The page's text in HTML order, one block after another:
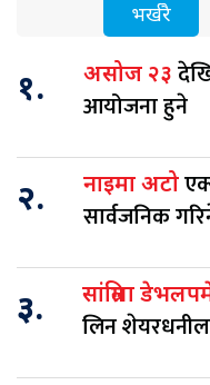
भर्खरै
१. असोज २३
आयोजना हुने
२. नाइमा अटो
सार्वजनिक
३. सांग्रिला
लिन